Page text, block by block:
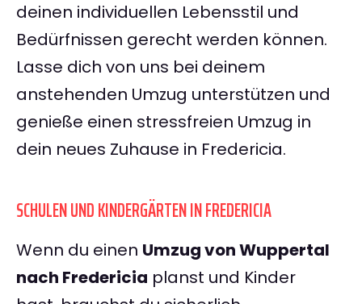
deinen individuellen Lebensstil und
Bedürfnissen gerecht werden können.
Lasse dich von uns bei deinem
anstehenden Umzug unterstützen und
genieße einen stressfreien Umzug in
dein neues Zuhause in Fredericia.
SCHULEN UND KINDERGÄRTEN IN FREDERICIA
Wenn du einen Umzug von Wuppertal
nach Fredericia planst und Kinder